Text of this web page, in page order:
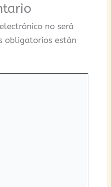
no será
obligatorios están